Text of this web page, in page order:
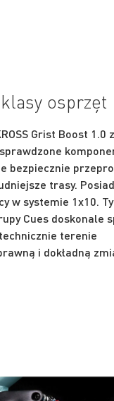
osprzęt
Grist Boost 1.0
bezpiecznie
trasy.
w systemie 1x10.
Cues doskonale
terenie
i dokładną